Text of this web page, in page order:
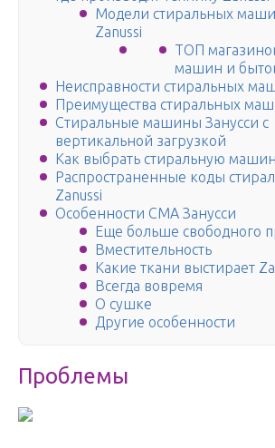
Модели стиральных
Zanussi
ТОП
машин и
Неисправности стиральных
Преимущества стиральных
Стиральные машины Занусси с
вертикальной загрузкой
Как выбрать стиральную
Распространенные коды
Zanussi
Особенности СМА Занусси
Еще больше свободного
Вместительность
Какие ткани выстирает
Всегда вовремя
О сушке
Другие особенности
Проблемы